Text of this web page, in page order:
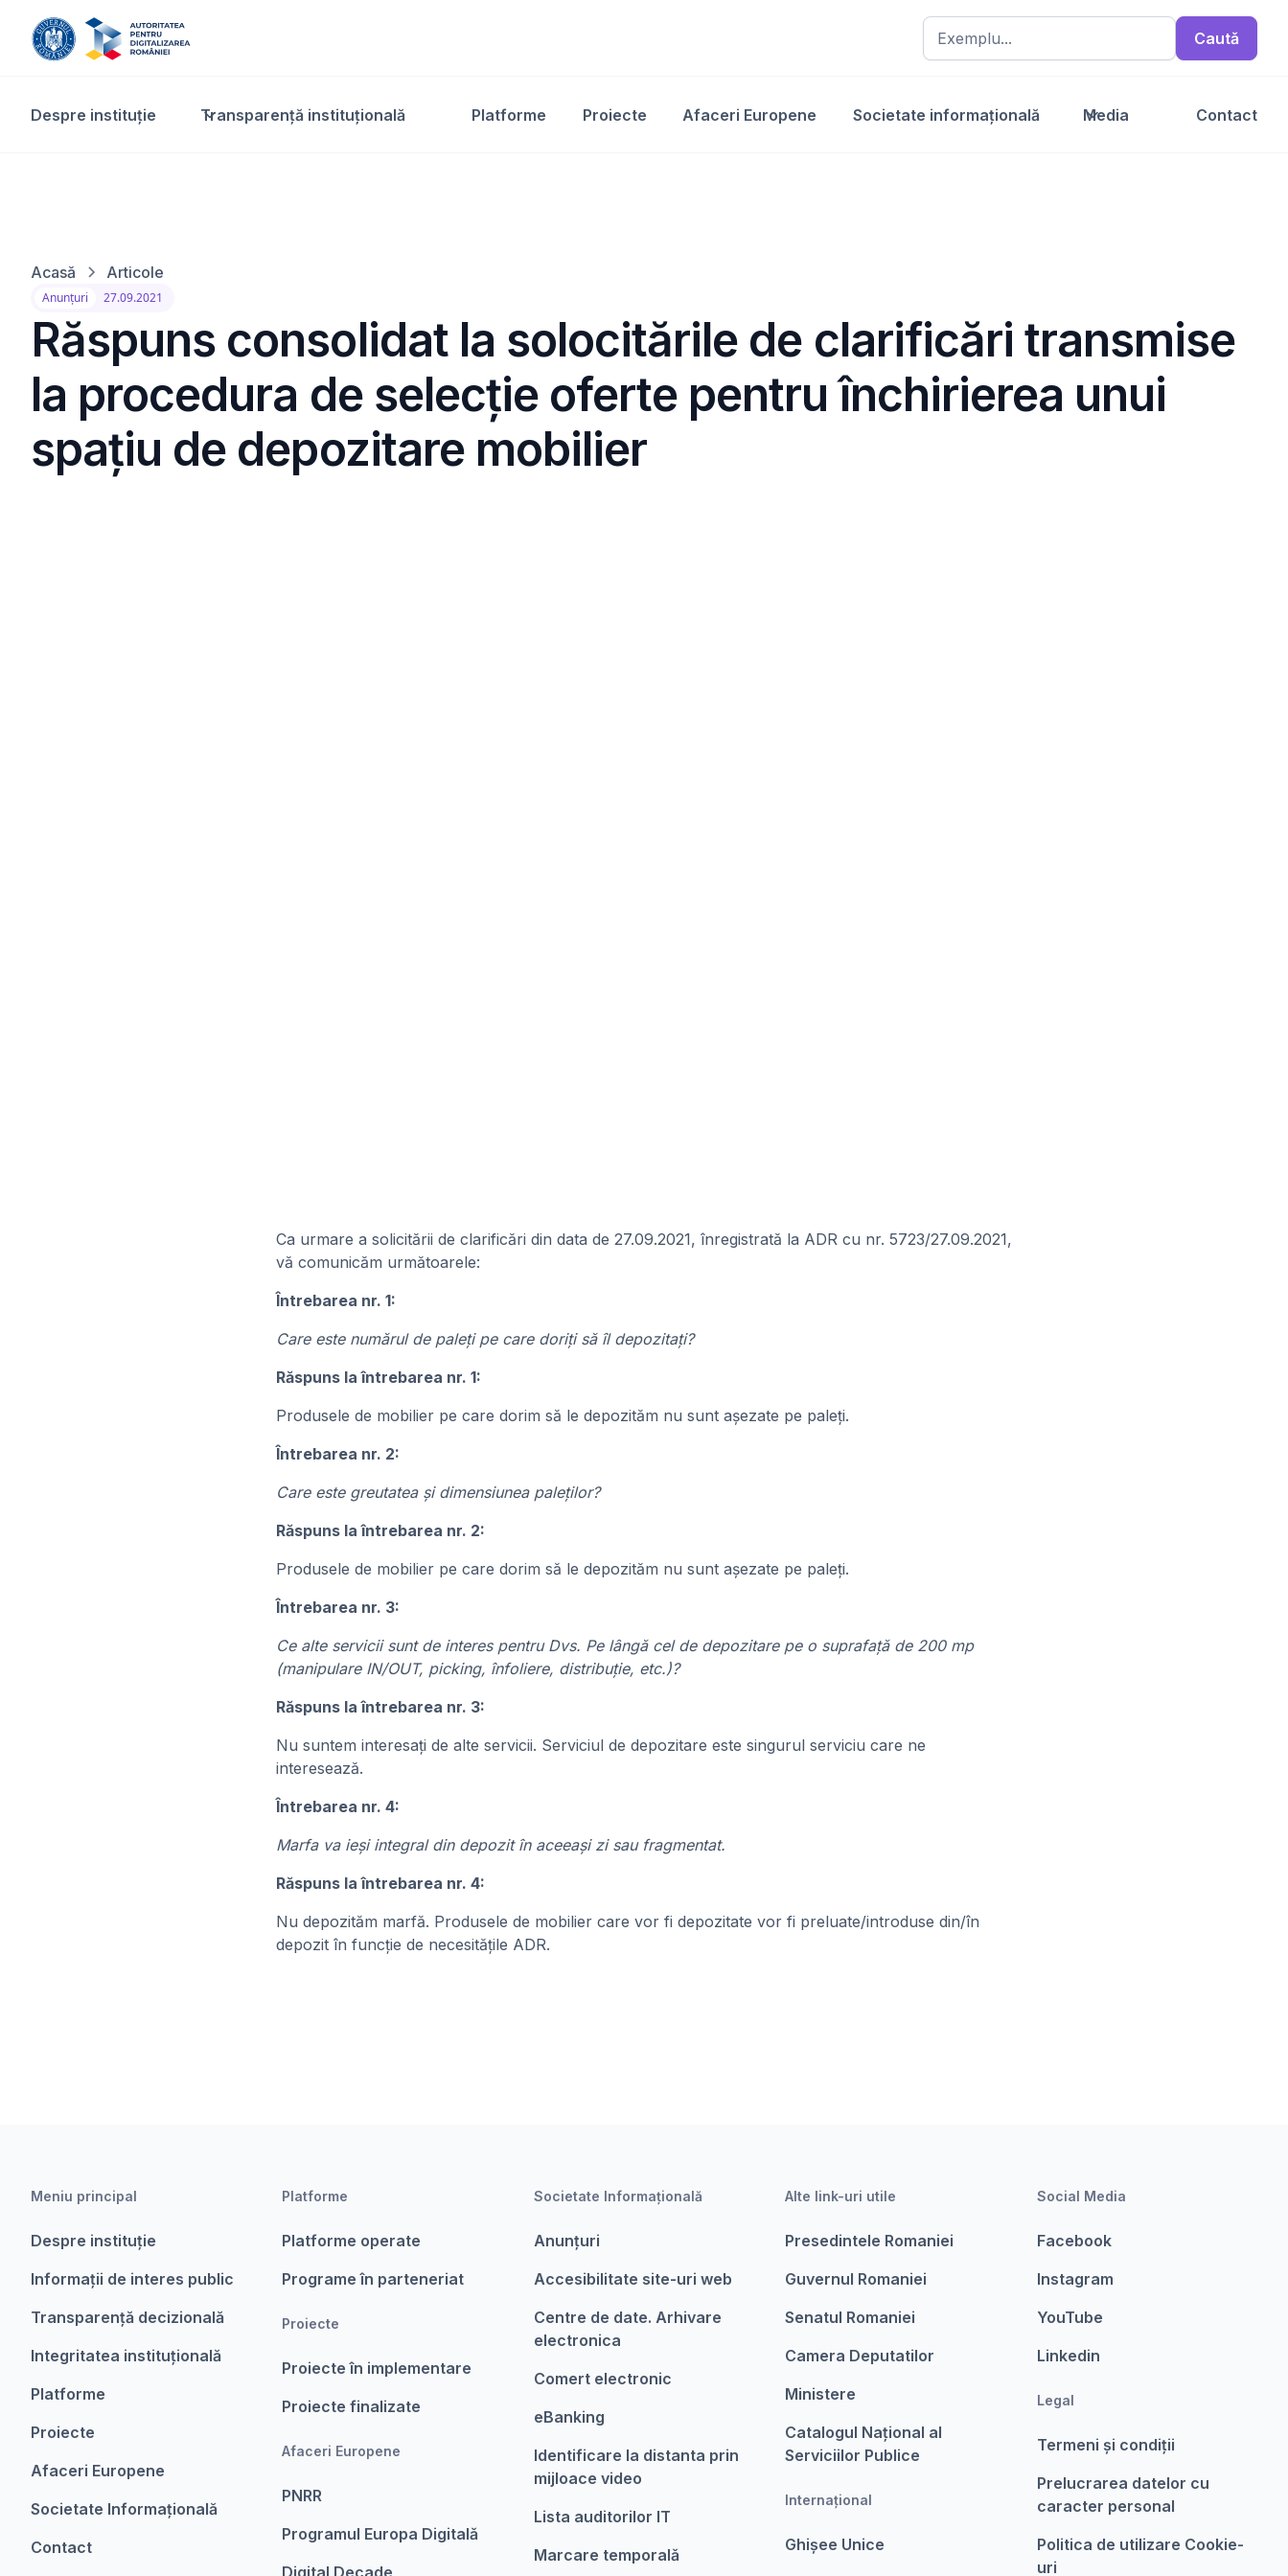
Despre instituție Transparență instituțională​ Platforme Proiecte Afaceri Europene Societate informațională Media Contact
Acasă Articole
Anunțuri 27.09.2021
Răspuns consolidat la solocitările de clarificări transmise
la procedura de selecție oferte pentru închirierea unui
spațiu de depozitare mobilier
Ca urmare a solicitării de clarificări din data de 27.09.2021, înregistrată la ADR cu nr. 5723/27.09.2021,
vă comunicăm următoarele:
Întrebarea nr. 1:
Care este numărul de paleți pe care doriți să îl depozitați?
Răspuns la întrebarea nr. 1:
Produsele de mobilier pe care dorim să le depozităm nu sunt așezate pe paleți.
Întrebarea nr. 2:
Care este greutatea și dimensiunea paleților?
Răspuns la întrebarea nr. 2:
Produsele de mobilier pe care dorim să le depozităm nu sunt așezate pe paleți.
Întrebarea nr. 3:
Ce alte servicii sunt de interes pentru Dvs. Pe lângă cel de depozitare pe o suprafață de 200 mp
(manipulare IN/OUT, picking, înfoliere, distribuție, etc.)?
Răspuns la întrebarea nr. 3:
Nu suntem interesați de alte servicii. Serviciul de depozitare este singurul serviciu care ne
interesează.
Întrebarea nr. 4:
Marfa va ieși integral din depozit în aceeași zi sau fragmentat.
Răspuns la întrebarea nr. 4:
Nu depozităm marfă. Produsele de mobilier care vor fi depozitate vor fi preluate/introduse din/în
depozit în funcție de necesitățile ADR.
Meniu principal
Despre instituție
Informații de interes public
Transparență decizională
Integritatea instituțională
Platforme
Proiecte
Afaceri Europene
Societate Informațională
Contact
Platforme
Platforme operate
Programe în parteneriat
Proiecte
Proiecte în implementare
Proiecte finalizate
Afaceri Europene
PNRR
Programul Europa Digitalǎ
Digital Decade
Societate Informațională
Anunțuri
Accesibilitate site-uri web
Centre de date. Arhivare
electronica
Comert electronic
eBanking
Identificare la distanta prin
mijloace video
Lista auditorilor IT
Marcare temporalǎ
Alte link-uri utile
Presedintele Romaniei
Guvernul Romaniei
Senatul Romaniei
Camera Deputatilor
Ministere
Catalogul Național al
Serviciilor Publice
Internațional
Ghișee Unice
Social Media
Facebook
Instagram
YouTube
Linkedin
Legal
Termeni şi condiții
Prelucrarea datelor cu
caracter personal
Politica de utilizare Cookie-
uri